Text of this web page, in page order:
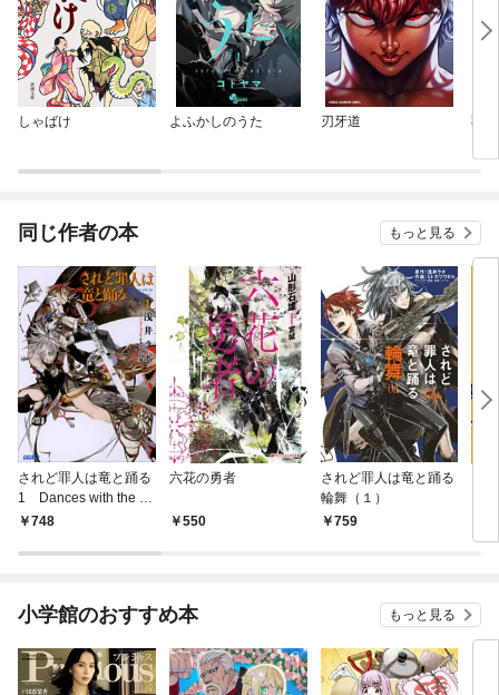
しゃばけ よふかしのうた 刃牙道 葬
同じ作者の本 もっと見る
されど罪人は竜と踊る
1 Dances with the Dr
agons
748
六花の勇者
550
されど罪人は竜と踊る
輪舞（１）
759
小学館のおすすめ本 もっと見る